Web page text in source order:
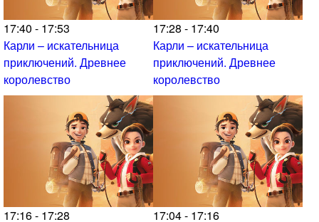
17:40 - 17:53
Карли – искательница
приключений. Древнее
королевство
17:28 - 17:40
Карли – искательница
приключений. Древнее
королевство
17:16 - 17:28
17:04 - 17:16